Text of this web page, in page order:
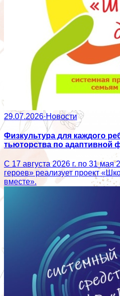
29.07.2026·Новости
Физкультура для каждого
тьюторства по адаптивной
С 17 августа 2026 г. по 31
героев» реализует проект
вместе».